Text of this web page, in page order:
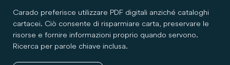
Carado preferisce utilizzare PDF digitali anziché cataloghi
cartacei. Ciò consente di risparmiare carta, preservare le
risorse e fornire informazioni proprio quando servono.
Ricerca per parole chiave inclusa.